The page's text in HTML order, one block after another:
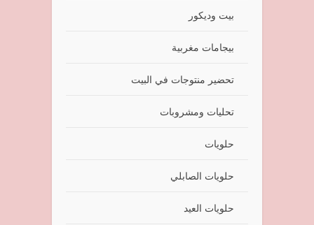
بيت وديكور
بيجامات مغربية
تحضير منتوجات في البيت
تحليات ومشروبات
حلويات
حلويات الصابلي
حلويات العيد